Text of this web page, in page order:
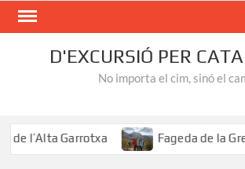
Skip
D'EXCURSIÓ PER
No importa el cim, sinó el
l’Alta Garrotxa Fageda de la